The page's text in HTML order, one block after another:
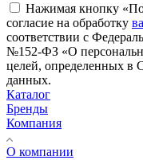
Нажимая кнопку
согласие на обработку
соответствии с
№152-ФЗ «О
целей, определенных в
данных.
Каталог
Бренды
Компания
О компании